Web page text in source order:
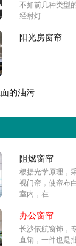
不如前几种类型
经射灯..
阳光房窗帘
的油污
阻燃窗帘
根据光学原理，
视门帘，使帘布
室内，在..
办公窗帘
长沙依航窗饰，
直销，一件也是